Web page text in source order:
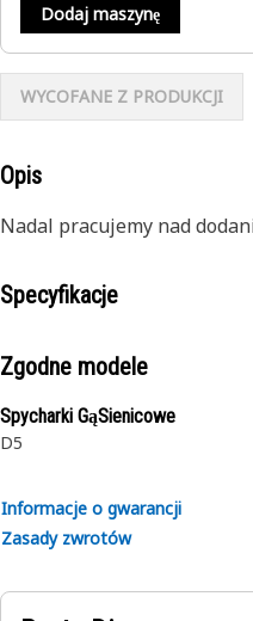
Dodaj maszynę
WYCOFANE Z PRODUKCJI
Opis
Nadal pracujemy nad
Specyfikacje
Zgodne modele
Spycharki GąSienicowe
D5
Informacje o gwarancji
Zasady zwrotów